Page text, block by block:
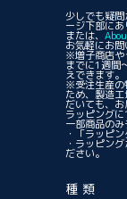
少しでも疑
ージ下部にあ
または、
お気軽にお問
※増子商店や
までに1週間
えできます。
※受注生産の
ため、製造
だいても、
ラッピングに
一部商品の
・「ラッピ
・ラッピン
ださい。
種類